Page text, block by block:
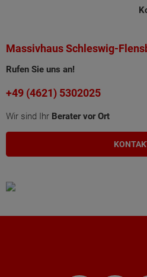
Massivhaus Schleswig-
Rufen Sie uns an!
+49 (4621) 5302025
Wir sind Ihr Berater vor Ort